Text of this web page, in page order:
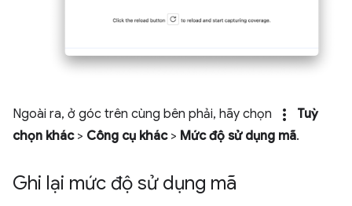
Ngoài ra, ở góc trên cùng bên phải, hãy chọn more_vert
Tuỳ
chọn khác> Công cụ khác> Mức độ sử dụng mã.
Ghi lại mức độ sử dụng mã